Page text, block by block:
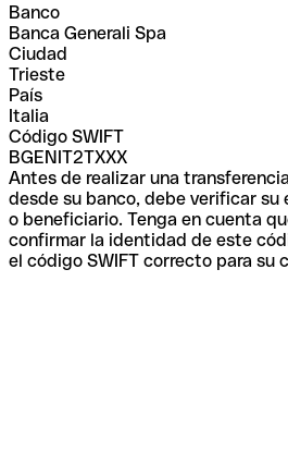
Banco
Banca Generali Spa
Ciudad
Trieste
País
Italia
Código SWIFT
BGENIT2TXXX
Antes de realizar una
desde su banco, debe verificar
o beneficiario. Tenga en cuenta
confirmar la identidad de este
el código SWIFT correcto para su